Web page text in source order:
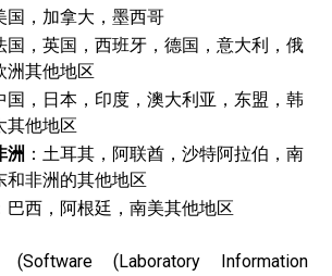
国，加拿大，墨西哥
国，英国，西班牙，德国，意大利，俄
洲其他地区
国，日本，印度，澳大利亚，东盟，韩
其他地区
洲 ：土耳其，阿联酋，沙特阿拉伯，南
和非洲的其他地区
巴西，阿根廷，南美其他地区
(Software (Laboratory Information